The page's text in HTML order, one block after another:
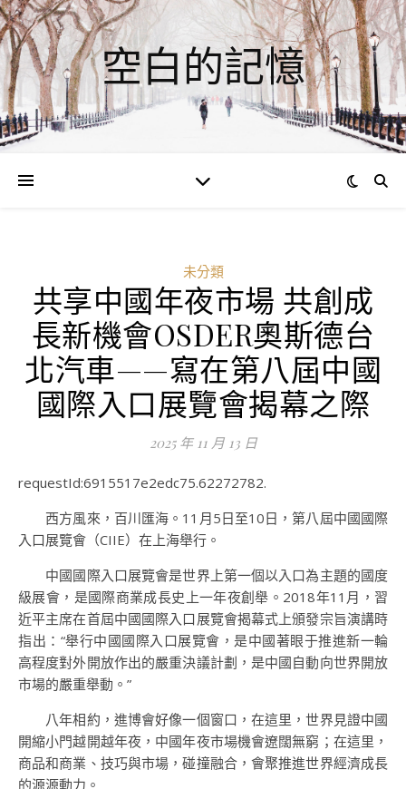
空白的記憶
未分類
共享中國年夜市場 共創成
長新機會OSDER奧斯德台
北汽車——寫在第八屆中國
國際入口展覽會揭幕之際
2025 年 11 月 13 日
requestId:6915517e2edc75.62272782.
西方風來，百川匯海。11月5日至10日，第八屆中國國際
入口展覽會（CIIE）在上海舉行。
中國國際入口展覽會是世界上第一個以入口為主題的國度
級展會，是國際商業成長史上一年夜創舉。2018年11月，習
近平主席在首屆中國國際入口展覽會揭幕式上頒發宗旨演講時
指出：“舉行中國國際入口展覽會，是中國著眼于推進新一輪
高程度對外開放作出的嚴重決議計劃，是中國自動向世界開放
市場的嚴重舉動。”
八年相約，進博會好像一個窗口，在這里，世界見證中國
開縮小門越開越年夜，中國年夜市場機會遼闊無窮；在這里，
商品和商業、技巧與市場，碰撞融合，會聚推進世界經濟成長
的源源動力。